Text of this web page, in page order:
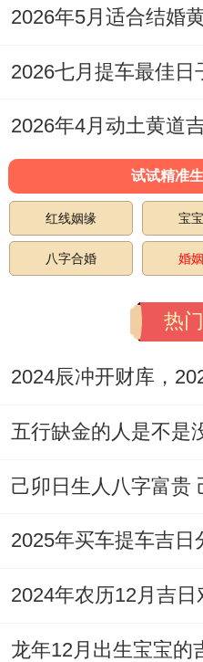
注意事项：日冲猴（
与三煞位）安置！
2026年6月12日（农
宜：修造、动土、起
种、筑堤、补垣、造
忌:嫁娶、掘井、入
修补、
足、增强根基的寓意
宜！吉时建议选择卯
2026年6月14日（农
把宜:纳采，订盟、嫁
土、起基，定磉、竖
水、安香、 安床、造
试试精准
红线姻缘 宝
八字合婚 婚
热